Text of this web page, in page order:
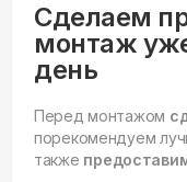
Сделаем
монтаж
день
Перед монтажом
порекомендуем
также